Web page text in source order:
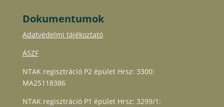
Dokumentumok
Adatvédelmi tájékoztató
ÁSZF
NTAK regisztráció P2 épület Hrsz: 3300:
MA25118386
NTAK regisztráció P1 épület Hrsz: 3299/1: